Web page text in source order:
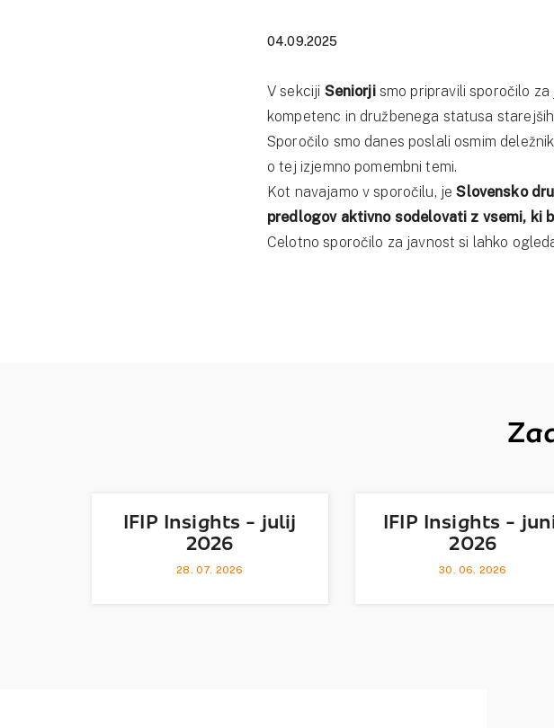
04.09.2025
V sekciji Seniorji smo pripravili sporočilo
kompetenc in družbenega statusa
Sporočilo smo danes poslali osmim
o tej izjemno pomembni temi.
Kot navajamo v sporočilu, jeSlovensko
predlogov aktivno sodelovati z vsemi, ki
Celotno sporočilo za javnost si lahko
IFIP Insights - julij
2026
28. 07. 2026
IFIP Insights -
2026
30. 06. 2026